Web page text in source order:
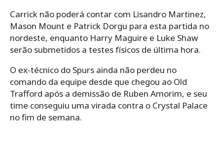
Carrick não poderá contar com Lisandro Martinez,
Mason Mount e Patrick Dorgu para esta partida no
nordeste, enquanto Harry Maguire e Luke Shaw
serão submetidos a testes físicos de última hora.
O ex-técnico do Spurs ainda não perdeu no
comando da equipe desde que chegou ao Old
Trafford após a demissão de Ruben Amorim, e seu
time conseguiu uma virada contra o Crystal Palace
no fim de semana.